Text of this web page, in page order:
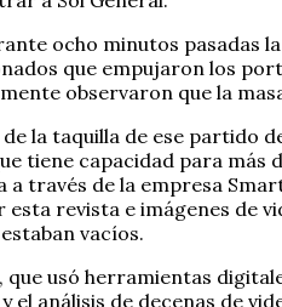
ocho minutos pasadas
que empujaron los
observaron que la
la taquilla de ese partido
tiene capacidad para más
través de la empresa
esta revista e imágenes de
vacíos.
usó herramientas
el análisis de decenas de